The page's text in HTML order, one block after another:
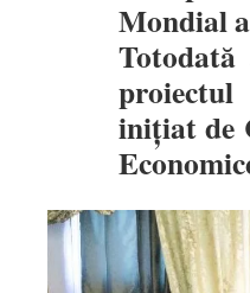
Mondial
inițiat de